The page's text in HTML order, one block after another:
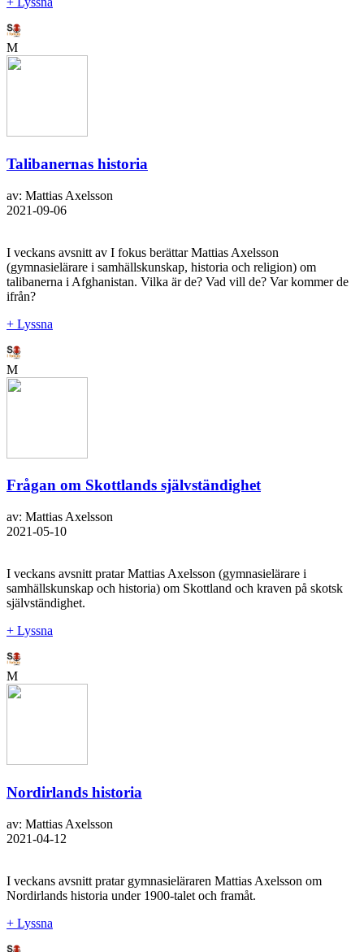
M
Talibanernas historia
av: Mattias Axelsson
2021-09-06
I veckans avsnitt av I fokus berättar Mattias Axelsson
(gymnasielärare i samhällskunskap, historia och religion) om
talibanerna i Afghanistan. Vilka är de? Vad vill de? Var kommer de
ifrån?
+ Lyssna
M
Frågan om Skottlands självständighet
av: Mattias Axelsson
2021-05-10
I veckans avsnitt pratar Mattias Axelsson (gymnasielärare i
samhällskunskap och historia) om Skottland och kraven på skotsk
självständighet.
+ Lyssna
M
Nordirlands historia
av: Mattias Axelsson
2021-04-12
I veckans avsnitt pratar gymnasieläraren Mattias Axelsson om
Nordirlands historia under 1900-talet och framåt.
+ Lyssna